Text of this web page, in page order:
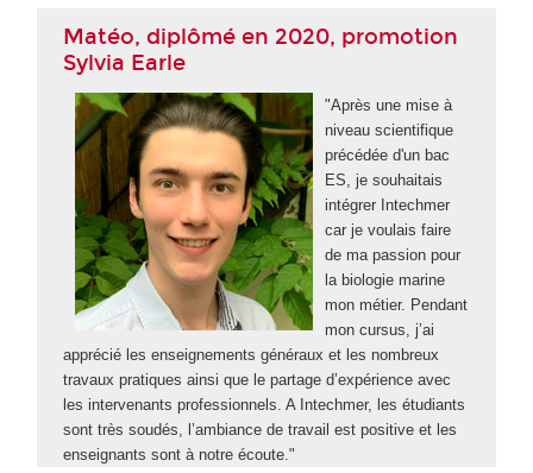
Matéo, diplômé en 2020, promotion
Sylvia Earle
"Après une mise à
niveau scientifique
précédée d'un bac
ES, je souhaitais
intégrer Intechmer
car je voulais faire
de ma passion pour
la biologie marine
mon métier. Pendant
mon cursus, j’ai
apprécié les enseignements généraux et les nombreux
travaux pratiques ainsi que le partage d’expérience avec
les intervenants professionnels. A Intechmer, les étudiants
sont très soudés, l’ambiance de travail est positive et les
enseignants sont à notre écoute."